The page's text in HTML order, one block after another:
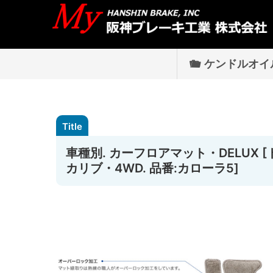
ケンドルオイ
車種別. カーフロアマット・DELUX
カリブ・4WD. 品番:カローラ5]